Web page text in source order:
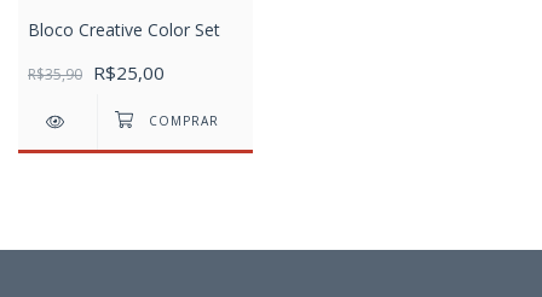
Bloco Creative Color Set
R$35,90 R$25,00